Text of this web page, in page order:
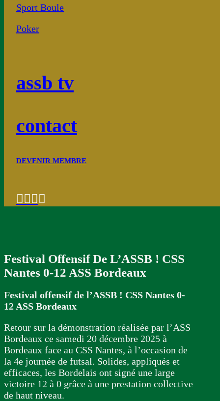
Sport Boule
Poker
assb tv
contact
DEVENIR MEMBRE
Festival Offensif De L’ASSB ! CSS
Nantes 0-12 ASS Bordeaux
Festival offensif de l’ASSB ! CSS Nantes 0-
12 ASS Bordeaux
Retour sur la démonstration réalisée par l’ASS
Bordeaux ce samedi 20 décembre 2025 à
Bordeaux face au CSS Nantes, à l’occasion de
la 4e journée de futsal. Solides, appliqués et
efficaces, les Bordelais ont signé une large
victoire 12 à 0 grâce à une prestation collective
de haut niveau.